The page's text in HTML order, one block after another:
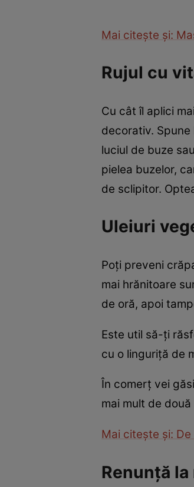
Mai citeşte şi:
Rujul cu
Cu cât îl aplici
decorativ.
luciul de buze
pielea buzelor,
de sclipitor.
Uleiuri
Poţi preveni
mai hrănitoare
de oră, apoi
Este util să-ţi
cu o linguriţă de
În comerţ vei
mai mult de
Mai citeşte şi:
Renunţă